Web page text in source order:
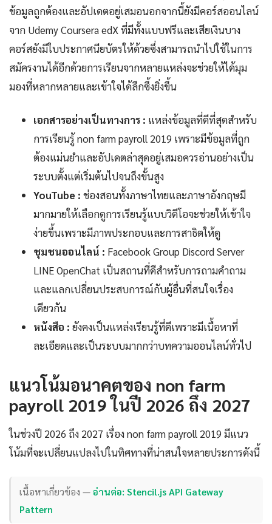
ข้อมูลถูกต้องและอัปเดตอยู่เสมอนอกจากนี้ยังมีคอร์สออนไลน์
จาก Udemy Coursera edX ที่มีทั้งแบบฟรีและเสียเงินบาง
คอร์สยังมีใบประกาศนียบัตรให้ด้วยซึ่งสามารถนำไปใช้ในการ
สมัครงานได้อีกด้วยการเรียนจากหลายแหล่งจะช่วยให้ได้มุม
มองที่หลากหลายและเข้าใจได้ลึกซึ้งยิ่งขึ้น
เอกสารอย่างเป็นทางการ : แหล่งข้อมูลที่ดีที่สุดสำหรับ
การเรียนรู้ non farm payroll 2019 เพราะมีข้อมูลที่ถูก
ต้องแม่นยำและอัปเดตล่าสุดอยู่เสมอควรอ่านอย่างเป็น
ระบบตั้งแต่เริ่มต้นไปจนถึงขั้นสูง
YouTube : ช่องสอนทั้งภาษาไทยและภาษาอังกฤษมี
มากมายให้เลือกดูการเรียนรู้แบบวิดีโอจะช่วยให้เข้าใจ
ง่ายขึ้นเพราะมีภาพประกอบและการสาธิตให้ดู
ชุมชนออนไลน์ : Facebook Group Discord Server
LINE OpenChat เป็นสถานที่ดีสำหรับการถามคำถาม
และแลกเปลี่ยนประสบการณ์กับผู้อื่นที่สนใจเรื่อง
เดียวกัน
หนังสือ : ยังคงเป็นแหล่งเรียนรู้ที่ดีเพราะมีเนื้อหาที่
ละเอียดและเป็นระบบมากกว่าบทความออนไลน์ทั่วไป
แนวโน้มอนาคตของ non farm
payroll 2019 ในปี 2026 ถึง 2027
ในช่วงปี 2026 ถึง 2027 เรื่อง non farm payroll 2019 มีแนว
โน้มที่จะเปลี่ยนแปลงไปในทิศทางที่น่าสนใจหลายประการดังนี้
เนื้อหาเกี่ยวข้อง —อ่านต่อ: Stencil.js API Gateway
Pattern